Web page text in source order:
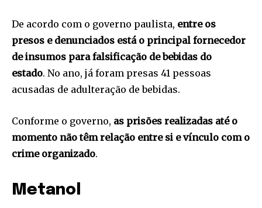
De acordo com o governo paulista, entre os
presos e denunciados está o principal fornecedor
de insumos para falsificação de bebidas do
estado. No ano, já foram presas 41 pessoas
acusadas de adulteração de bebidas.
Conforme o governo, as prisões realizadas até o
momento não têm relação entre si e vínculo com o
crime organizado.
Metanol